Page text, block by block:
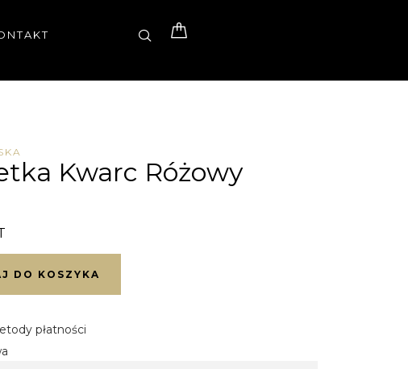
Kwarc Różowy
DO KOSZYKA
płatności